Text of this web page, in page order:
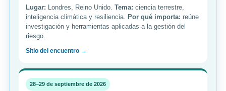
Lugar: Londres, Reino Unido. Tema: ciencia terrestre,
inteligencia climática y resiliencia.
Por qué importa: reúne
investigación y herramientas aplicadas a la gestión del
riesgo.
Sitio del encuentro →
28–29 de septiembre de 2026